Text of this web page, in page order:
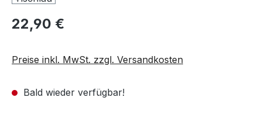
22,90 €
Preise inkl. MwSt. zzgl. Versandkosten
Bald wieder verfügbar!